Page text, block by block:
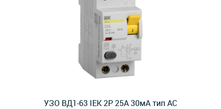
УЗО ВД1-63 IEK 2Р 25А 30мА тип AC